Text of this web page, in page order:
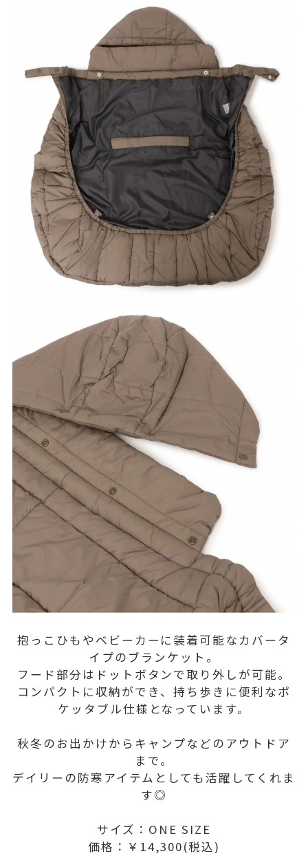
抱っこひもやベビーカーに装着可能なカバータ
イプのブランケット。
フード部分はドットボタンで取り外しが可能。
コンパクトに収納ができ、持ち歩きに便利なポ
ケッタブル仕様となっています。
秋冬のお出かけからキャンプなどのアウトドア
まで。
デイリーの防寒アイテムとしても活躍してくれま
す◎
サイズ：ONE SIZE
価格：￥14,300(税込)